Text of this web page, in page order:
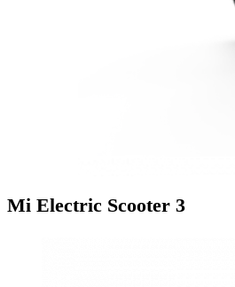
Mi Electric Scooter 3